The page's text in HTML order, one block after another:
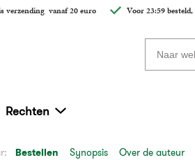
verzendingvanaf 20 euro Voor 23:59 besteld,
Zoeken
naar
Rechten
Bestellen Synopsis Over de auteur